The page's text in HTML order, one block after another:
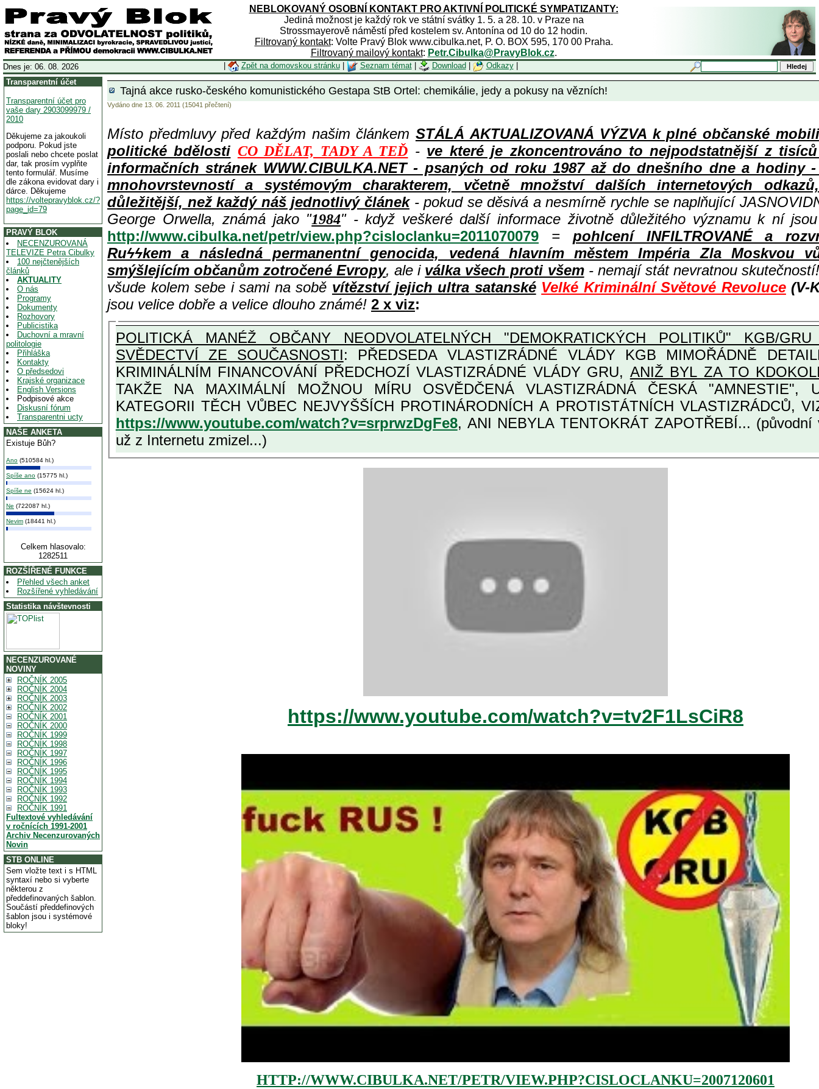
NEBLOKOVANÝ OSOBNÍ KONTAKT PRO AKTIVNÍ POLITICKÉ SYMPATIZANTY:
Jediná možnost je každý rok ve státní svátky 1. 5. a 28. 10. v Praze na
Strossmayerově náměstí před kostelem sv. Antonína od 10 do 12 hodin.
Filtrovaný kontakt: Volte Pravý Blok www.cibulka.net, P. O. BOX 595, 170 00 Praha.
Filtrovaný mailový kontakt: Petr.Cibulka@PravyBlok.cz.
Dnes je: 06. 08. 2026 Zpět na domovskou stránku| Seznam témat| Download Odkazy|
Transparentní účet
Transparentní účet pro
vaše dary 2903099979 /
2010
Děkujeme za jakoukoli
podporu. Pokud jste
poslali nebo chcete poslat
dar, tak prosím vyplňte
tento formulář. Musíme
dle zákona evidovat dary i
dárce. Děkujeme
https://voltepravyblok.cz/?
page_id=79
PRAVÝ BLOK
NECENZUROVANÁ
TELEVIZE Petra Cibulky
100 nejčtenějších
článků
AKTUALITY
O nás
Programy
Dokumenty
Rozhovory
Publicistika
Duchovní a mravní
politologie
Přihláška
Kontakty
O předsedovi
Krajské organizace
English Versions
Podpisové akce
Diskusní fórum
Transparentni ucty
NAŠE ANKETA
Existuje Bůh?
Ano (510584 hl.)
Spíše ano (15775 hl.)
Spíše ne (15624 hl.)
Ne (722087 hl.)
Nevim (18441 hl.)
Celkem hlasovalo:
1282511
ROZŠÍŘENÉ FUNKCE
Přehled všech anket
Rozšířené vyhledávání
Statistika návštevnosti
NECENZUROVANÉ
NOVINY
ROČNÍK 2005
ROČNÍK 2004
ROČNÍK 2003
ROČNÍK 2002
ROČNÍK 2001
ROČNÍK 2000
ROČNÍK 1999
ROČNÍK 1998
ROČNÍK 1997
ROČNÍK 1996
ROČNÍK 1995
ROČNÍK 1994
ROČNÍK 1993
ROČNÍK 1992
ROČNÍK 1991
Fultextové vyhledávání
v ročnících 1991-2001
Archiv Necenzurovaných
Novin
STB ONLINE
Sem vložte text i s HTML
syntaxí nebo si vyberte
některou z
předdefinovaných šablon.
Součástí předdefinových
šablon jsou i systémové
bloky!
Tajná akce rusko-českého komunistického Gestapa StB Ortel: chemikálie, jedy a pokusy na vězních!
Vydáno dne 13. 06. 2011 (15041 přečtení)
Místo předmluvy před každým našim článkem STÁLÁ AKTUALIZOVANÁ VÝZVA k plné občanské
politické bdělosti CO DĚLAT, TADY A TEĎ - ve které je zkoncentrováno to nejpodstatnější z
informačních stránek WWW.CIBULKA.NET - psaných od roku 1987 až do dnešního dne a hodiny
mnohovrstevností a systémovým charakterem, včetně množství dalších internetových
důležitější, než každý náš jednotlivý článek- pokud se děsivá a nesmírně rychle se naplňující
George Orwella, známá jako "1984" - když veškeré další informace životně důležitého významu k ní
http://www.cibulka.net/petr/view.php?cisloclanku=2011070079 = pohlcení INFILTROVANÉ a
Ruϟϟkem a následná permanentní genocida, vedená hlavním městem Impéria Zla Moskvou
smýšlejícím občanům zotročené Evropy, ale i válka všech proti všem- nemají stát nevratnou
všude kolem sebe i sami na sobě vítězství jejich ultra satanské Velké Kriminální Světové Revoluce (V-
jsou velice dobře a velice dlouho známé! 2 x viz:
POLITICKÁ MANÉŽ OBČANY NEODVOLATELNÝCH "DEMOKRATICKÝCH POLITIKŮ" KGB/
SVĚDECTVÍ ZE SOUČASNOSTI: PŘEDSEDA VLASTIZRÁDNÉ VLÁDY KGB MIMOŘÁDNĚ DETAILNĚ O ULTRA
KRIMINÁLNÍM FINANCOVÁNÍ PŘEDCHOZÍ VLASTIZRÁDNÉ VLÁDY GRU, ANIŽ BYL ZA TO
TAKŽE NA MAXIMÁLNÍ MOŽNOU MÍRU OSVĚDČENÁ VLASTIZRÁDNÁ ČESKÁ "AMNESTIE", URČENÁ PRO
KATEGORII TĚCH VŮBEC NEJVYŠŠÍCH PROTINÁRODNÍCH A PROTISTÁTNÍCH
https://www.youtube.com/watch?v=srprwzDgFe8, ANI NEBYLA TENTOKRÁT ZAPOTŘEBÍ... (původní
už z Internetu zmizel...)
https://www.youtube.com/watch?v=tv2F1LsCiR8
HTTP://WWW.CIBULKA.NET/PETR/VIEW.PHP?CISLOCLANKU=2007120601